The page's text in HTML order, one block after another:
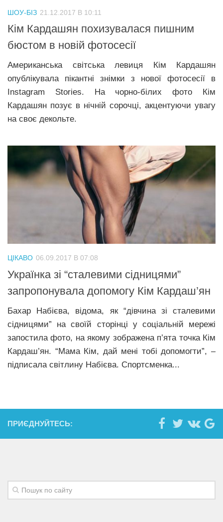
ШОУ-БІЗ 21.12.2017 В 10:11
Кім Кардашян похизувалася пишним
бюстом в новій фотосесії
Американська світська левиця Кім Кардашян
опублікувала пікантні знімки з нової фотосесії в
Instagram Stories. На чорно-білих фото Кім
Кардашян позує в нічній сорочці, акцентуючи увагу
на своє декольте.
ЦІКАВО 06.09.2017 В 07:08
Українка зі “сталевими сідницями”
запропонувала допомогу Кім Кардаш’ян
Бахар Набієва, відома, як “дівчина зі сталевими
сідницями” на своїй сторінці у соціальній мережі
запостила фото, на якому зображена п’ята точка Кім
Кардаш’ян. “Мама Кім, дай мені тобі допомогти”, –
підписала світлину Набієва. Спортсменка...
ПРИЄДНУЙТЕСЬ: